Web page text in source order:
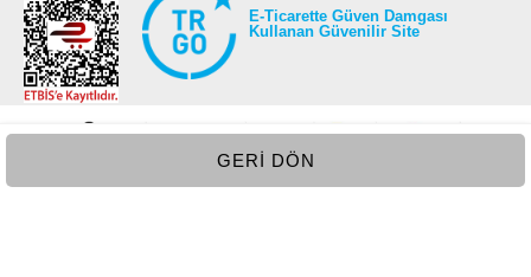
GERI DÖN
E-Ticarette Güven Damgası
Kullanan Güvenilir Site